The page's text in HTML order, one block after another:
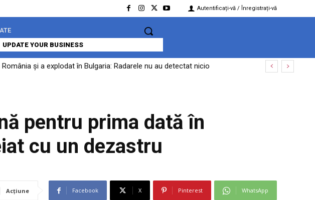
Autentificați-vă / Înregistrați-vă
UPDATE YOUR BUSINESS
și a explodat în Bulgaria: Radarele nu au detectat nicio
pentru prima dată în
cu un dezastru
Acțiune Facebook X Pinterest WhatsApp